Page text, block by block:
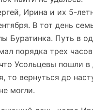
Ирина и их 5-
В тот день
Буратинка. Путь в
порядка трех
Усольцевы пошли в
то вернуться до
могли.